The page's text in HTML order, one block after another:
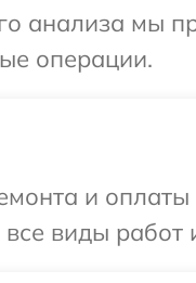
анализа мы
операции.
и
виды работ